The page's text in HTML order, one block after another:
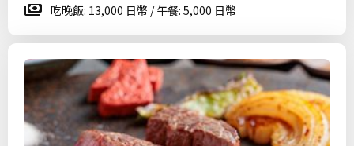
吃晚飯: 13,000 日幣 / 午餐: 5,000 日幣